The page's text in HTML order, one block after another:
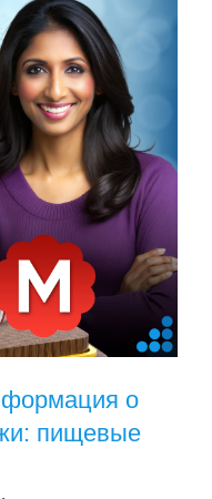
о
пищевые